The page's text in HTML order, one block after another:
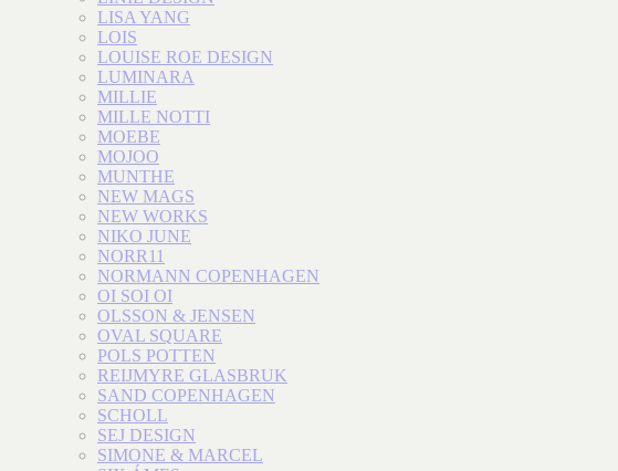
LISA YANG
LOIS
LOUISE ROE DESIGN
LUMINARA
MILLIE
MILLE NOTTI
MOEBE
MOJOO
MUNTHE
NEW MAGS
NEW WORKS
NIKO JUNE
NORR11
NORMANN COPENHAGEN
OI SOI OI
OLSSON & JENSEN
OVAL SQUARE
POLS POTTEN
REIJMYRE GLASBRUK
SAND COPENHAGEN
SCHOLL
SEJ DESIGN
SIMONE & MARCEL